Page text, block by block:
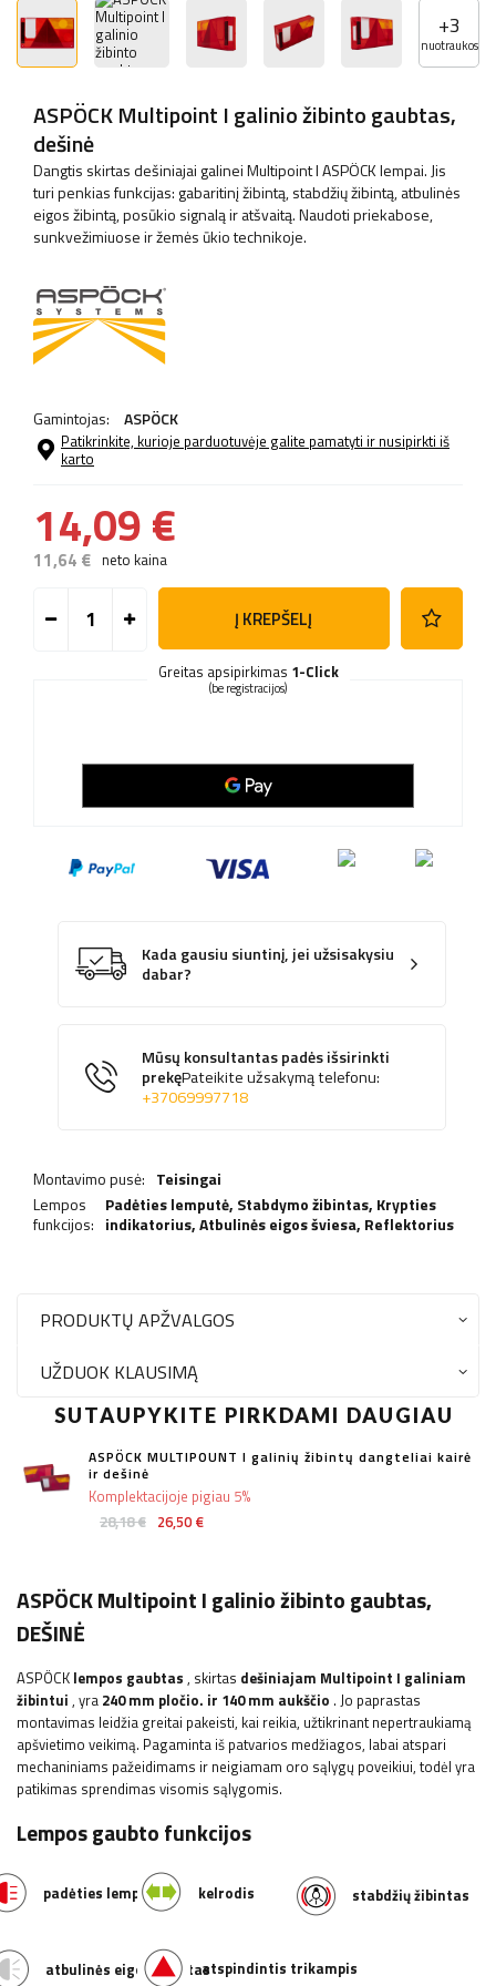
+3
nuotraukos
ASPÖCK Multipoint I galinio žibinto gaubtas,
dešinė
Dangtis skirtas dešiniajai galinei Multipoint I ASPÖCK lempai. Jis
turi penkias funkcijas: gabaritinį žibintą, stabdžių žibintą, atbulinės
eigos žibintą, posūkio signalą ir atšvaitą. Naudoti priekabose,
sunkvežimiuose ir žemės ūkio technikoje.
Gamintojas: ASPÖCK
Patikrinkite, kurioje parduotuvėje galite pamatyti ir nusipirkti iš
karto
14,09 €
11,64 € neto kaina
Į KREPŠELĮ
Greitas apsipirkimas 1-Click
(be registracijos)
Kada gausiu siuntinį, jei užsisakysiu
dabar?
Mūsų konsultantas padės išsirinkti
prekęPateikite užsakymą telefonu:
+37069997718
Montavimo pusė: Teisingai
Lempos
funkcijos:
Padėties lemputė, Stabdymo žibintas, Krypties
indikatorius,Atbulinės eigos šviesa, Reflektorius
PRODUKTŲ APŽVALGOS
UŽDUOK KLAUSIMĄ
SUTAUPYKITE PIRKDAMI DAUGIAU
ASPÖCK MULTIPOUNT I galinių žibintų dangteliai kairė
ir dešinė
28,18 € 26,50 €
Komplektacijoje pigiau 5%
ASPÖCK Multipoint I galinio žibinto gaubtas,
DEŠINĖ
ASPÖCK lempos gaubtas , skirtas dešiniajam Multipoint I galiniam
žibintui , yra 240 mm pločio. ir 140 mm aukščio . Jo paprastas
montavimas leidžia greitai pakeisti, kai reikia, užtikrinant nepertraukiamą
apšvietimo veikimą. Pagaminta iš patvarios medžiagos, labai atspari
mechaniniams pažeidimams ir neigiamam oro sąlygų poveikiui, todėl yra
patikimas sprendimas visomis sąlygomis.
Lempos gaubto funkcijos
padėties lemputė
atbulinės eigos žibintas
kelrodis
atspindintis trikampis
stabdžių žibintas